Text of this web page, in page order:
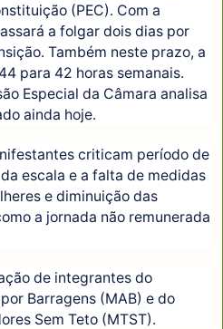
(PEC). Com a
a folgar dois dias por
Também neste prazo, a
para 42 horas semanais.
Especial da Câmara analisa
ainda hoje.
criticam período de
escala e a falta de medidas
e diminuição das
a jornada não remunerada
de integrantes do
Barragens (MAB) e do
Sem Teto (MTST).